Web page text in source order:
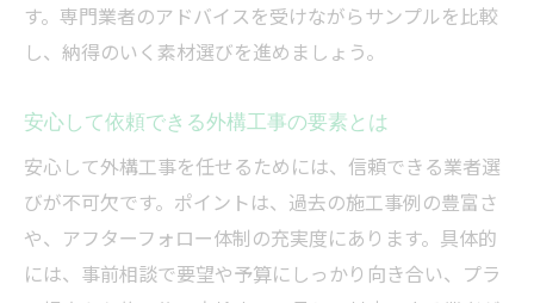
す。専門業者のアドバイスを受けながらサンプルを比較
し、納得のいく素材選びを進めましょう。
安心して依頼できる外構工事の要素とは
安心して外構工事を任せるためには、信頼できる業者選
びが不可欠です。ポイントは、過去の施工事例の豊富さ
や、アフターフォロー体制の充実度にあります。具体的
には、事前相談で要望や予算にしっかり向き合い、プラ